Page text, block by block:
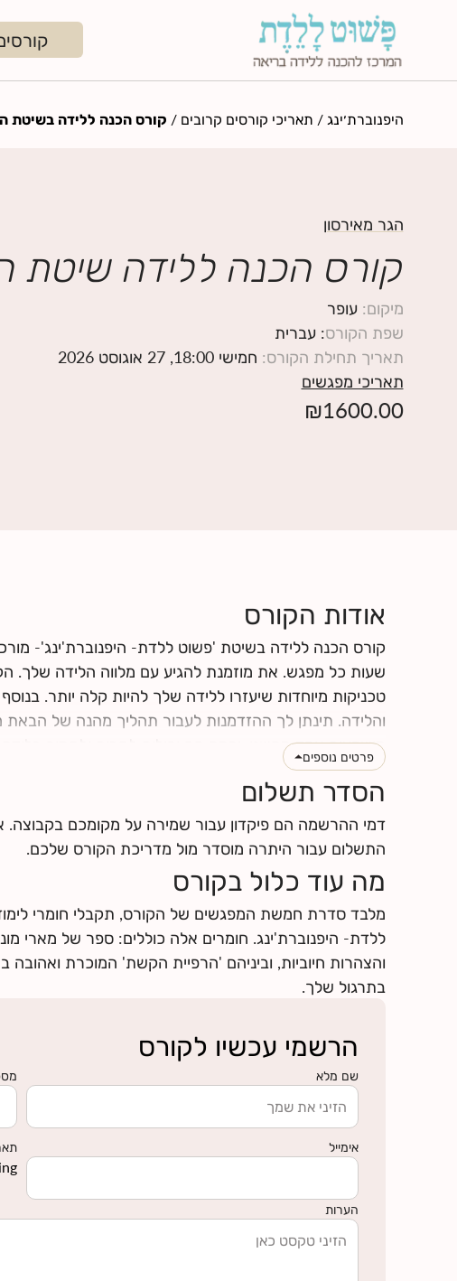
היפנוברת׳ינג/ תאריכי קורסים קרובים / קורס הכנה ללידה בשיטת
הגר מאירסון
קורס הכנה ללידה שיטת
מיקום:עופר
שפת הקורס: עברית
תאריך תחילת הקורס: חמישי 18:00, 27 אוגוסט 2026
תאריכי מפגשים
₪1600.00
אודות הקורס
קורס הכנה ללידה בשיטת 'פשוט ללדת- היפנוברת'ינג'-
שעות כל מפגש. את מוזמנת להגיע עם מלווה הלידה שלך.
טכניקות מיוחדות שיעזרו ללידה שלך להיות קלה יותר.
והלידה. תינתן לך ההזדמנות לעבור תהליך מהנה של
מושפעים אחד מהשני, וכמה הם יכולים לתרום ולתמוך
הלידה שלך תרכשו ידע ותפתחו כישורי תקשורת אחד עם
לחצי כאן לקרוא עוד על תוכן הקורס
לחצי כאן למצוא מידע על החזרי ביטוח
פרטים נוספים
הסדר תשלום
דמי ההרשמה הם פיקדון עבור שמירה על מקומכם
התשלום עבור היתרה מוסדר מול מדריכת הקורס שלכם.
מה עוד כלול בקורס
מלבד סדרת חמשת המפגשים של הקורס, תקבלי חומרי
ללדת- היפנוברת'ינג. חומרים אלה כוללים: ספר של מארי
והצהרות חיוביות, וביניהם 'הרפיית הקשת' המוכרת
בתרגול שלך.
הרשמי עכשיו לקורס
שם מלא
אימייל
...
הערות